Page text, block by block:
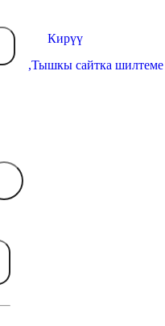
Кирүү
,Тышкы сайтка шилтеме